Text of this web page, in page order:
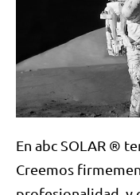
En abc SOLAR ®
Creemos